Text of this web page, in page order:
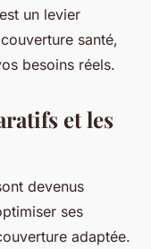
un levier
santé,
besoins réels.
et les
devenus
ses
adaptée.